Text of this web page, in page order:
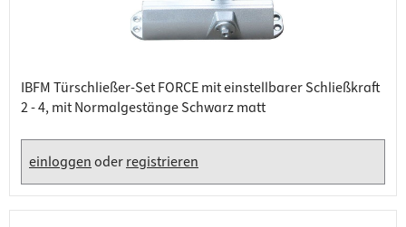
IBFM Türschließer-Set FORCE mit einstellbarer Schließkraft
2 - 4, mit Normalgestänge Schwarz matt
einloggenoderregistrieren